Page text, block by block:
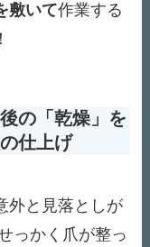
敷いて作業する
の「乾燥」を
仕上げ
外と見落としが
っかく爪が整っ